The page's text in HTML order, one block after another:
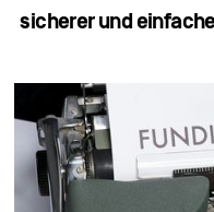
sicherer und